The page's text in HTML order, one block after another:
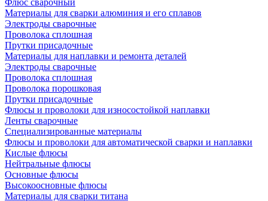
Флюс сварочный
Материалы для сварки алюминия и его сплавов
Электроды сварочные
Проволока сплошная
Прутки присадочные
Материалы для наплавки и ремонта деталей
Электроды сварочные
Проволока сплошная
Проволока порошковая
Прутки присадочные
Флюсы и проволоки для износостойкой наплавки
Ленты сварочные
Специализированные материалы
Флюсы и проволоки для автоматической сварки и наплавки
Кислые флюсы
Нейтральные флюсы
Основные флюсы
Высокоосновные флюсы
Материалы для сварки титана